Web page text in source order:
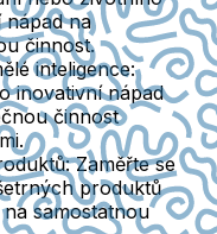
na
činnost.
inteligence:
inovativní nápad
činnost
: Zaměřte se
produktů
samostatnou